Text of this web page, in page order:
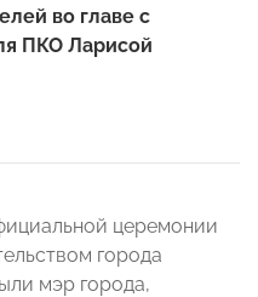
во главе с
ПКО Ларисой
церемонии
города
мэр города,